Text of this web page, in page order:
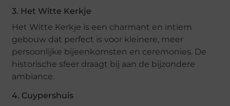
3. Het Witte Kerkje
Het Witte Kerkje is een charmant en intiem
gebouw dat perfect is voor kleinere, meer
persoonlijke bijeenkomsten en ceremonies. De
historische sfeer draagt bij aan de bijzondere
ambiance.
4. Cuypershuis